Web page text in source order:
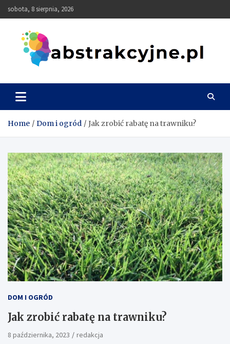
Skip
to
sobota, 8 sierpnia, 2026
Abstrakcyjne
Home Dom i ogród Jak zrobić rabatę na trawniku?
DOM I OGRÓD
Jak zrobić rabatę na trawniku?
8 października, 2023 redakcja